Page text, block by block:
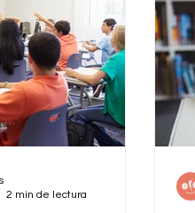
2 min de lectura